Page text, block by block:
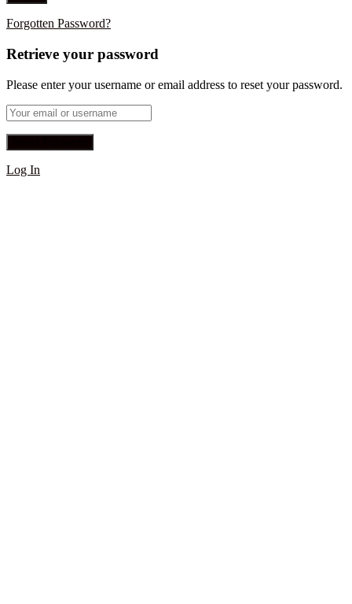
Forgotten Password?
Retrieve your password
Please enter your username or email address to reset your password.
Log In